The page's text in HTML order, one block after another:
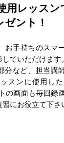
用レッスン
ゼント！
お手持ちのスマ
ていただけます
分など、担当講
スンに使用し
の画面も毎回録
にお役立て下さ